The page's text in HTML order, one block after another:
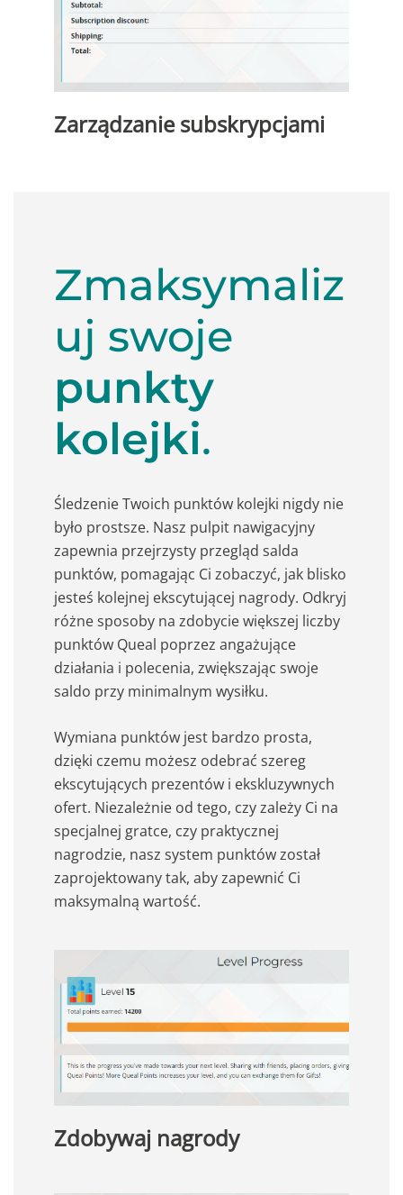
Zarządzanie subskrypcjami
Zmaksymaliz
uj swoje
punkty
kolejki.
Śledzenie Twoich punktów kolejki nigdy nie
było prostsze. Nasz pulpit nawigacyjny
zapewnia przejrzysty przegląd salda
punktów, pomagając Ci zobaczyć, jak blisko
jesteś kolejnej ekscytującej nagrody. Odkryj
różne sposoby na zdobycie większej liczby
punktów Queal poprzez angażujące
działania i polecenia, zwiększając swoje
saldo przy minimalnym wysiłku.
Wymiana punktów jest bardzo prosta,
dzięki czemu możesz odebrać szereg
ekscytujących prezentów i ekskluzywnych
ofert. Niezależnie od tego, czy zależy Ci na
specjalnej gratce, czy praktycznej
nagrodzie, nasz system punktów został
zaprojektowany tak, aby zapewnić Ci
maksymalną wartość.
Zdobywaj nagrody